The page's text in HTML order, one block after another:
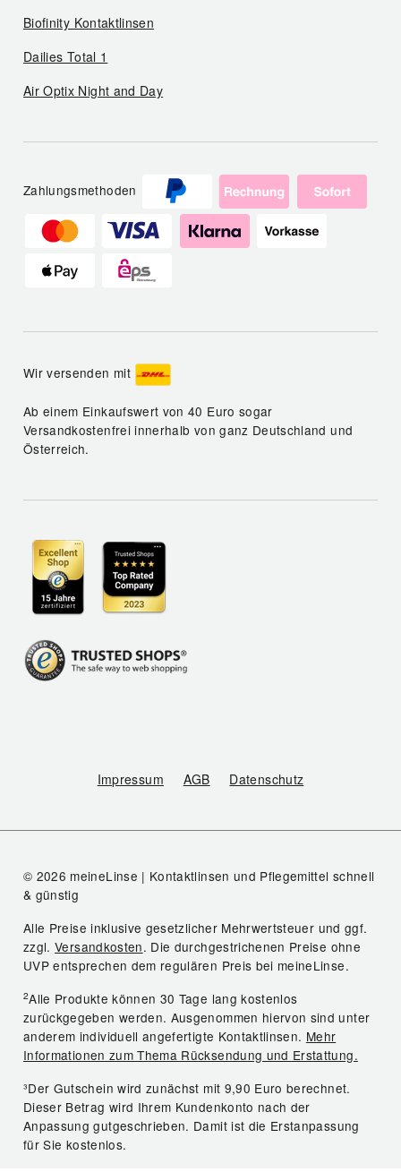
Biofinity Kontaktlinsen
Dailies Total 1
Air Optix Night and Day
Zahlungsmethoden
Wir versenden mit
Ab einem Einkaufswert von 40 Euro sogar
Versandkostenfrei innerhalb von ganz Deutschland und
Österreich.
Impressum AGB Datenschutz
© 2026 meineLinse | Kontaktlinsen und Pflegemittel schnell
& günstig
Alle Preise inklusive gesetzlicher Mehrwertsteuer und ggf.
zzgl.Versandkosten. Die durchgestrichenen Preise ohne
UVP entsprechen dem regulären Preis bei meineLinse.
2Alle Produkte können 30 Tage lang kostenlos
zurückgegeben werden. Ausgenommen hiervon sind unter
anderem individuell angefertigte Kontaktlinsen. Mehr
Informationen zum Thema Rücksendung und Erstattung.
³Der Gutschein wird zunächst mit 9,90 Euro berechnet.
Dieser Betrag wird Ihrem Kundenkonto nach der
Anpassung gutgeschrieben. Damit ist die Erstanpassung
für Sie kostenlos.